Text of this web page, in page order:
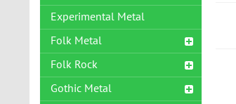
Experimental Metal
Folk Metal
Folk Rock
Gothic Metal